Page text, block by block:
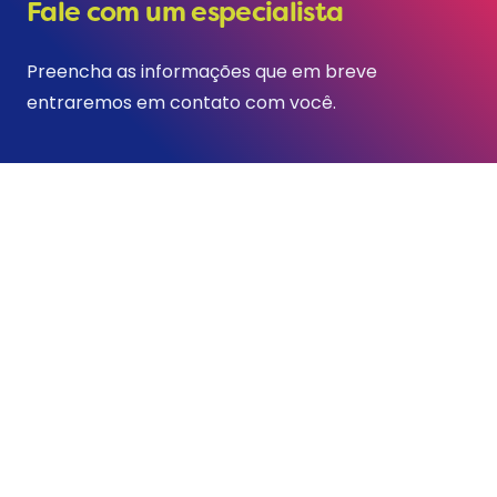
Fale com um especialista
Preencha as informações que em breve
entraremos em contato com você.